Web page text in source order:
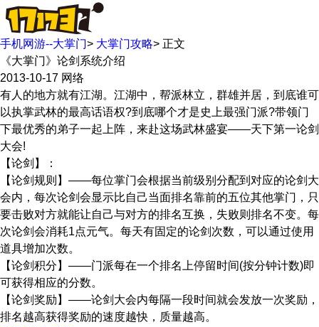
手机网游--大掌门> 大掌门攻略> 正文
《大掌门》论剑系统介绍
2013-10-17 网络
有人的地方就有江湖。江湖中，帮派林立，群雄并居，到底谁可
以执掌武林的最高话语权?到底哪个才是史上最强门派?带领门
下最优秀的弟子一起上阵，来赴这场武林盛宴——天下第一论剑
大会!
【论剑】：
【论剑规则】——每位掌门会根据当前级别分配到对应的论剑大
会内，每次论剑会显示比自己当面排名靠前的五位其他掌门，只
要击败对方就能让自己与对方的排名互换，失败则排名不变。每
次论剑会消耗1点元气。每天有固定的论剑次数，可以通过使用
道具增加次数。
【论剑积分】——门派每在一个排名上停留时间(按分钟计数)即
可获得相应的分数。
【论剑奖励】——论剑大会内每隔一段时间就会发放一次奖励，
排名越高获得奖励的速度越快，质量越高。